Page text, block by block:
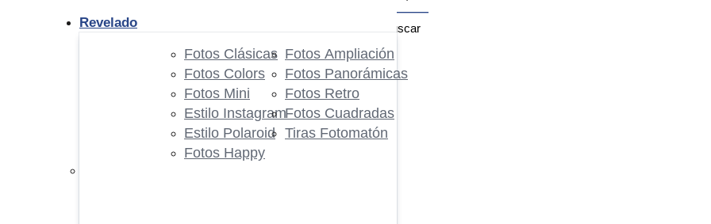
Buscar
Revelado
Fotos Clásicas
Fotos Colors
Fotos Mini
Estilo Instagram
Estilo Polaroid
Fotos Happy
Fotos Ampliación
Fotos Panorámicas
Fotos Retro
Fotos Cuadradas
Tiras Fotomatón